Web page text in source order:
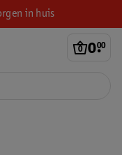
in huis
0.
00